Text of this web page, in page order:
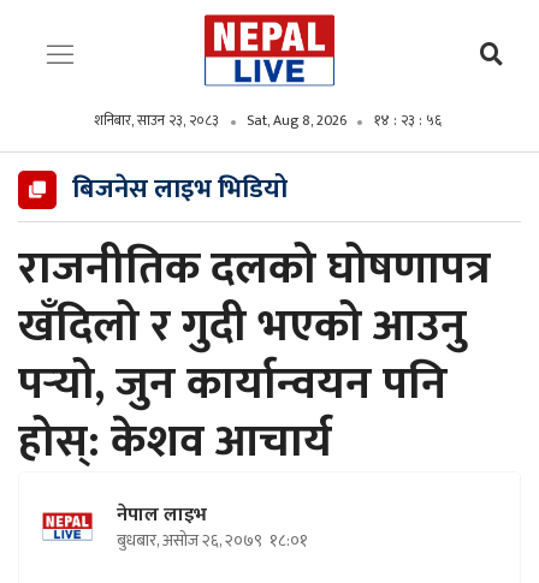
शनिबार, साउन २३, २०८३ Sat, Aug 8, 2026 १४ : २३ : ५८
बिजनेस लाइभ भिडियो
राजनीतिक दलको घोषणापत्र
खँदिलो र गुदी भएको आउनु
पर्‍यो, जुन कार्यान्वयन पनि
होस्: केशव आचार्य
नेपाल लाइभ
बुधबार, असोज २६, २०७९ १८:०१